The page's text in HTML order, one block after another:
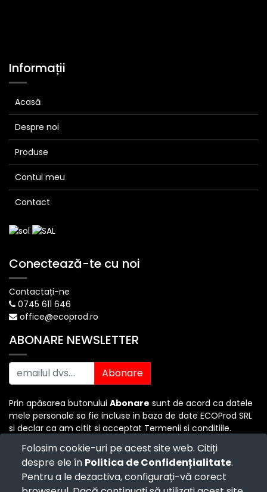
Folosim cookie-uri pe acest site web. Citiți
despre ele în Politica de Confidențialitate.
Pentru a le dezactiva, configurați-vă corect
Informații
Acasă
Despre noi
Produse
Contul meu
Contact
Conectează-te cu noi
Contactați-ne
0745 611 646
office@ecoprod.ro
ABONARE NEWSLETTER
Abonare
Prin apăsarea butonului Abonare sunt de acord ca datele
mele personale sa fie incluse in baza de date ECOProd SRL
si declar ca am citit si acceptat Termenii si conditiile.
Copyright © ECO PROD SRL -Termenii si Conditiile
Politica de Confidențialitate -Consultanță juridică